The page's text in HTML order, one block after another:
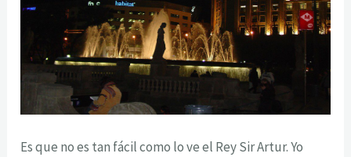
Es que no es tan fácil como lo ve el Rey Sir Artur. Yo